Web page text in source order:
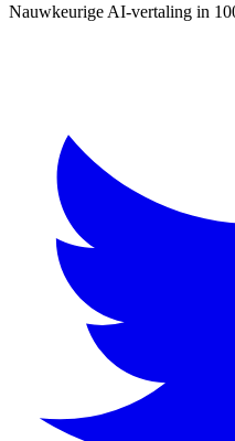
Nauwkeurige AI-vertaling in